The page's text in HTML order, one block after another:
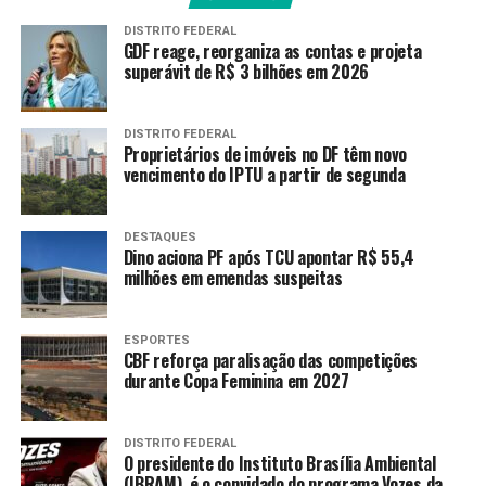
“É o ano eleitoral. Sobre um
tema com essa repercussão
social, as lideranças
preferem administrar esse
tempo da discussão
evitando assumir cursos
políticos imediatos.”
Pesquisas sobre os
têm divergido em relação às consequências para
inflação, o Produto Interno Bruto (PIB) e o nível de
emprego.
De acordo com especialista, a postergação da discussão
da PEC sugere que Alcolumbre ainda não tomou decisão
DISTRITO FEDERAL
GDF reage, reorganiza as contas e projeta
superávit de R$ 3 bilhões em 2026
DISTRITO FEDERAL
Proprietários de imóveis no DF têm novo
vencimento do IPTU a partir de segunda
DESTAQUES
Dino aciona PF após TCU apontar R$ 55,4
milhões em emendas suspeitas
ESPORTES
CBF reforça paralisação das competições
durante Copa Feminina em 2027
DISTRITO FEDERAL
O presidente do Instituto Brasília Ambiental